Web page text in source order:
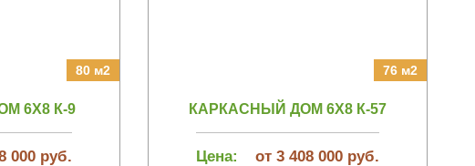
80 м2
6Х8 К-9
000 руб.
76 м2
КАРКАСНЫЙ ДОМ 6Х8 К-57
Цена: от 3 408 000 руб.